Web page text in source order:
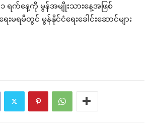
က်နေ့ကို မွန်အမျိုးသားနေ့အဖြစ်
မရမီတွင် မွန်နိုင်ငံရေးခေါင်းဆောင်များ